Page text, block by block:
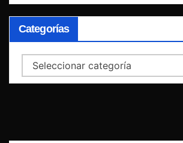
Categorías
Categorías